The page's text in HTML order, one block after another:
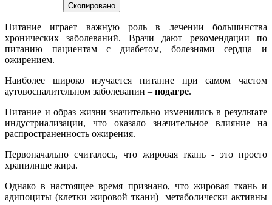
Скопировано
Питание играет важную роль в лечении большинства
хронических заболеваний. Врачи дают рекомендации по
питанию пациентам с диабетом, болезнями сердца и
ожирением.
Наиболее широко изучается питание при самом частом
аутовоспалительном заболевании – подагре.
Питание и образ жизни значительно изменились в результате
индустриализации, что оказало значительное влияние на
распространенность ожирения.
Первоначально считалось, что жировая ткань - это просто
хранилище жира.
Однако в настоящее время признано, что жировая ткань и
адипоциты (клетки жировой ткани) метаболически активны